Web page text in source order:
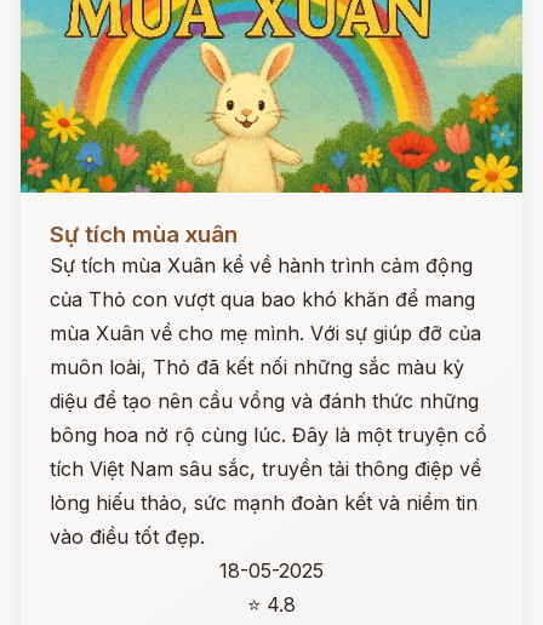
Sự tích mùa xuân
Sự tích mùa Xuân kể về hành trình cảm động
của Thỏ con vượt qua bao khó khăn để mang
mùa Xuân về cho mẹ mình. Với sự giúp đỡ của
muôn loài, Thỏ đã kết nối những sắc màu kỳ
diệu để tạo nên cầu vồng và đánh thức những
bông hoa nở rộ cùng lúc. Đây là một truyện cổ
tích Việt Nam sâu sắc, truyền tải thông điệp về
lòng hiếu thảo, sức mạnh đoàn kết và niềm tin
vào điều tốt đẹp.
18-05-2025
⭐ 4.8